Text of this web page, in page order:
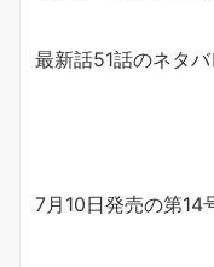
最新話51話のネタバ
7月10日発売の第14